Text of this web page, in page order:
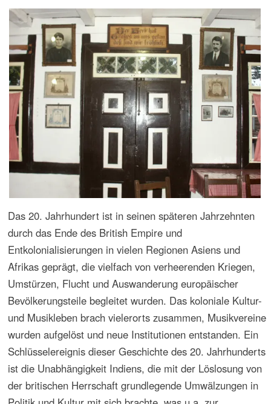
Die Postcolonial Studies als Forschungsrichtung sind eng
mit dem Namen der US-amerikanischer
Literaturtheoretikers Edward William Said verbunden und
wurden von dessen 1978 veröffentlichtem Buch
„Orientalismus“ geprägt. Seine Überlegungen wurden u.a.
in Publikationen von Homi K. Bhabha, Gayatri Chakravorty
Spivak und John Esposito ausdifferenziert fortgeführt. Die
Postcolonial Studies haben sich in mehreren Universitäten
und Studienzentren, vor allem in anglophonen Ländern,
etabliert.
Da der Forschungsbereich Postcolonial Studies
maßgeblich von Fragestellungen, Deutungen und
Theoriemodellen der englischsprachigen Welt geprägt ist,
erfordert eine Anwendung von dessen Denkmodellen und
Kontexten, die nicht auf eine britisch geprägte
Vergangenheit zurückblicken, eine Berücksichtigung der
jeweiligen kulturgeschichtlichen und sozialen
Voraussetzungen sowie der gegenwärtigen Situation und
der aktuellen Entwicklungen. Die postkoloniale Diskussion
englischsprachiger Autoren liefert wichtige Denkanstöße,
die sich bereits jetzt auf die kulturwissenschaftliche Arbeit
anderer Kontexte auswirken. Dies bedeutet eine
Rezeption, die von Analysen der Netzwerke des
wissenschaftlichen Arbeitens und der Wissensproduktion
begleitet werden sollte.
Die Übergabe von Hongkong an China 1996, der die
Übergabe von Macau folgte, brachte am Ende des 20.
Jahrhunderts ein verstärktes Interesse für Postcolonial
Studies mit sich. Sie verlangen multilaterale – nicht nur